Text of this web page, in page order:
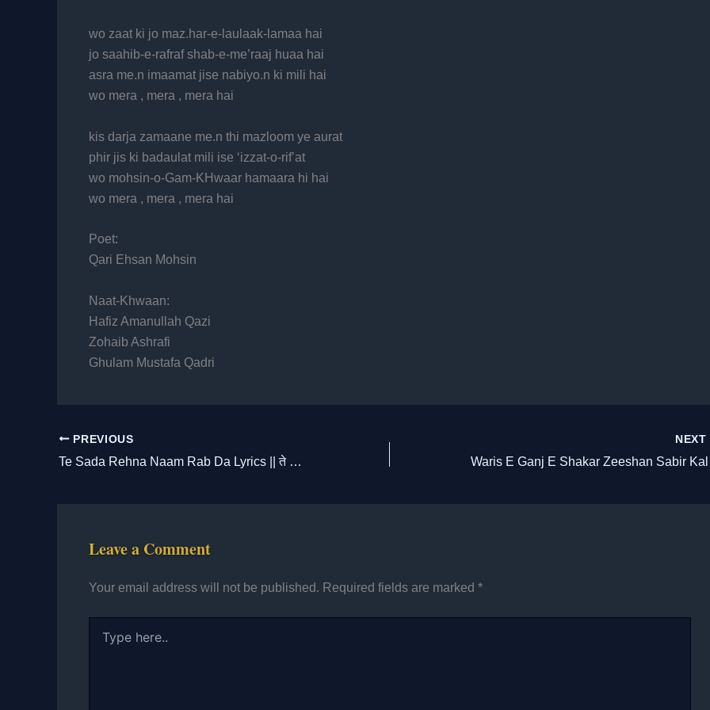
wo zaat ki jo maz.har-e-laulaak-lamaa hai
jo saahib-e-rafraf shab-e-me’raaj huaa hai
asra me.n imaamat jise nabiyo.n ki mili hai
wo mera , mera , mera hai
kis darja zamaane me.n thi mazloom ye aurat
phir jis ki badaulat mili ise ‘izzat-o-rif’at
wo mohsin-o-Gam-KHwaar hamaara hi hai
wo mera , mera , mera hai
Poet:
Qari Ehsan Mohsin
Naat-Khwaan:
Hafiz Amanullah Qazi
Zohaib Ashrafi
Ghulam Mustafa Qadri
PREVIOUS
Te Sada Rehna Naam Rab Da Lyrics || ते सदा रहना नाम रब दा
NEXT
Leave a Comment
Your email address will not be published. Required fields are marked *
here..